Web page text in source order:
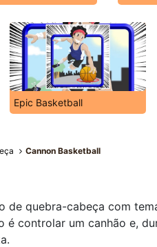
Epic Basketball
Cannon Basketball
de quebra-cabeça com
é controlar um canhão e,